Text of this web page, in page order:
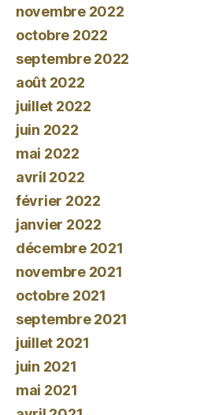
novembre 2022
octobre 2022
septembre 2022
août 2022
juillet 2022
juin 2022
mai 2022
avril 2022
février 2022
janvier 2022
décembre 2021
novembre 2021
octobre 2021
septembre 2021
juillet 2021
juin 2021
mai 2021